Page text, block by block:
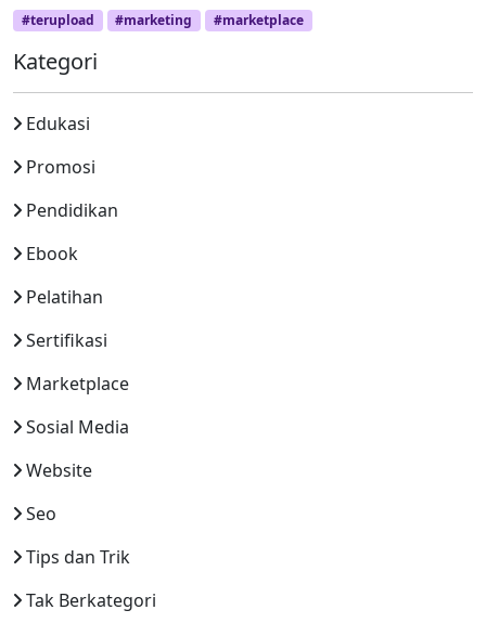
#terupload #marketing #marketplace
Kategori
Edukasi
Promosi
Pendidikan
Ebook
Pelatihan
Sertifikasi
Marketplace
Sosial Media
Website
Seo
Tips dan Trik
Tak Berkategori